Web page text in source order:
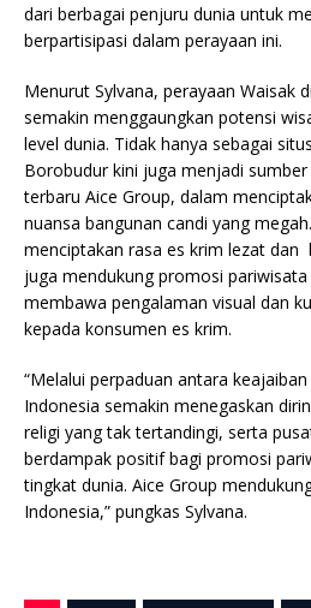
dari berbagai penjuru dunia untuk
berpartisipasi dalam perayaan ini.
Menurut Sylvana, perayaan Waisak
semakin menggaungkan potensi
level dunia. Tidak hanya sebagai
Borobudur kini juga menjadi
terbaru Aice Group, dalam
nuansa bangunan candi yang
menciptakan rasa es krim lezat dan
juga mendukung promosi
membawa pengalaman visual dan
kepada konsumen es krim.
“Melalui perpaduan antara
Indonesia semakin menegaskan
religi yang tak tertandingi, serta
berdampak positif bagi promosi
tingkat dunia. Aice Group
Indonesia,” pungkas Sylvana.